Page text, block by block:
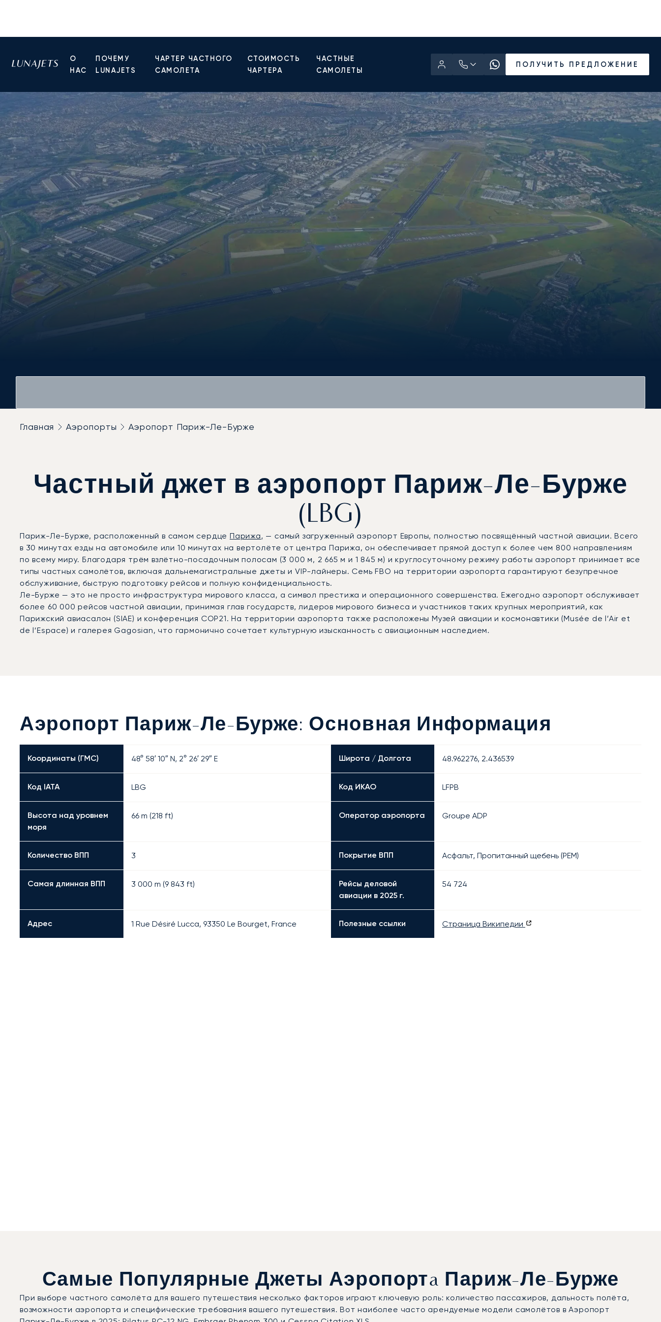
О
НАС
ПОЧЕМУ
LUNAJETS
ЧАРТЕР ЧАСТНОГО
САМОЛЕТА
СТОИМОСТЬ
ЧАРТЕРА
ЧАСТНЫЕ
САМОЛЕТЫ
ПОЛУЧИТЬ ПРЕДЛОЖЕНИЕ
Главная Аэропорты Аэропорт Париж-Ле-Бурже
Частный джет в аэропорт Париж-Ле-Бурже
(LBG)
Париж-Ле-Бурже, расположенный в самом сердце Парижа, — самый загруженный аэропорт Европы, полностью посвящённый частной авиации. Всего
в 30 минутах езды на автомобиле или 10 минутах на вертолёте от центра Парижа, он обеспечивает прямой доступ к более чем 800 направлениям
по всему миру. Благодаря трём взлётно-посадочным полосам (3 000 м, 2 665 м и 1 845 м) и круглосуточному режиму работы аэропорт принимает все
типы частных самолётов, включая дальнемагистральные джеты и VIP-лайнеры. Семь FBO на территории аэропорта гарантируют безупречное
обслуживание, быструю подготовку рейсов и полную конфиденциальность.
Ле-Бурже — это не просто инфраструктура мирового класса, а символ престижа и операционного совершенства. Ежегодно аэропорт обслуживает
более 60 000 рейсов частной авиации, принимая глав государств, лидеров мирового бизнеса и участников таких крупных мероприятий, как
Парижский авиасалон (SIAE) и конференция COP21. На территории аэропорта также расположены Музей авиации и космонавтики (Musée de l’Air et
de l’Espace) и галерея Gagosian, что гармонично сочетает культурную изысканность с авиационным наследием.
Аэропорт Париж-Ле-Бурже: Основная Информация
Координаты (ГМС) 48° 58′ 10″ N, 2° 26′ 29″ E Широта / Долгота 48.962276, 2.436539
Код IATA LBG Код ИКАО LFPB
Высота над уровнем
моря
66 m (218 ft) Оператор аэропорта Groupe ADP
Количество ВПП 3 Покрытие ВПП Асфальт, Пропитанный щебень (PEM)
Самая длинная ВПП 3 000 m (9 843 ft)
Рейсы деловой
авиации в 2025 г.
54 724
Адрес 1 Rue Désiré Lucca, 93350 Le Bourget, France Полезные ссылки Страница Википедии
Самые Популярные Джеты Аэропортa Париж-Ле-Бурже
При выборе частного самолёта для вашего путешествия несколько факторов играют ключевую роль: количество пассажиров, дальность полёта,
возможности аэропорта и специфические требования вашего путешествия. Вот наиболее часто арендуемые модели самолётов в Аэропорт